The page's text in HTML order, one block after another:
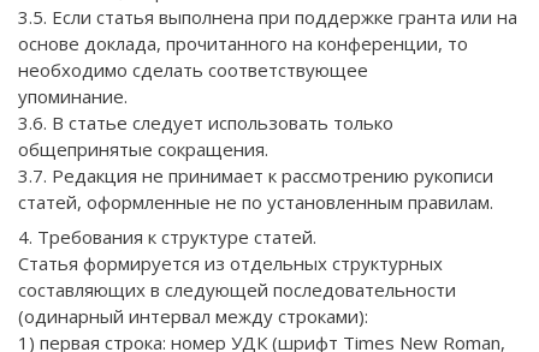
3.5. Если статья выполнена при поддержке гранта или на
основе доклада, прочитанного на конференции, то
необходимо сделать соответствующее
упоминание.
3.6. В статье следует использовать только
общепринятые сокращения.
3.7. Редакция не принимает к рассмотрению рукописи
статей, оформленные не по установленным правилам.
4. Требования к структуре статей.
Статья формируется из отдельных структурных
составляющих в следующей последовательности
(одинарный интервал между строками):
1) первая строка: номер УДК (шрифт Times New Roman,